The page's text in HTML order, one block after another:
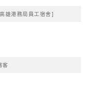
雄港務局員工宿舍]
客